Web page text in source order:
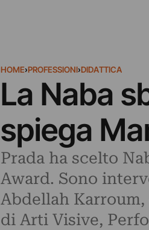
HOME›PROFESSIONI›DIDATTICA
La Naba
spiega
Prada ha scelto
Award. Sono
Abdellah
di Arti Visive,